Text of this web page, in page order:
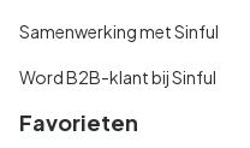
Samenwerking met Sinful
Word B2B-klant bij Sinful
Favorieten